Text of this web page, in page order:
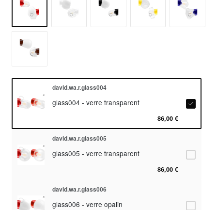
david.wa.r.glass004
glass004 - verre transparent
86,00 €
david.wa.r.glass005
glass005 - verre transparent
86,00 €
david.wa.r.glass006
glass006 - verre opalin